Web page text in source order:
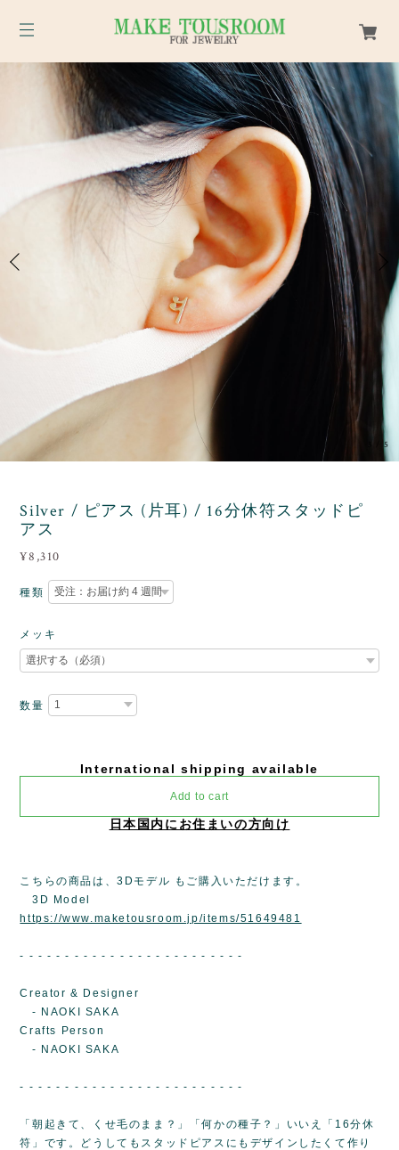
/5
Silver / ピアス (片耳) / 16分休符スタッドピ
アス
¥8,310
種類
メッキ
数量
International shipping available
Add to cart
日本国内にお住まいの方向け
こちらの商品は、3Dモデル もご購入いただけます。
3D Model
https://www.maketousroom.jp/items/51649481
- - - - - - - - - - - - - - - - - - - - - - - - -
Creator & Designer
- NAOKI SAKA
Crafts Person
- NAOKI SAKA
- - - - - - - - - - - - - - - - - - - - - - - - -
「朝起きて、くせ毛のまま？」「何かの種子？」いいえ「16分休
符」です。どうしてもスタッドピアスにもデザインしたくて作り